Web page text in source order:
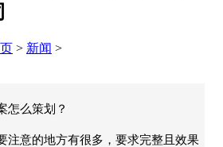
> 新闻 >
怎么策划？
注意的地方有很多，要求完整且效果